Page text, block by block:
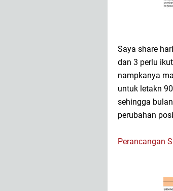
Saya share
dan 3 perlu
nampkanya
untuk letakn
sehingga
perubahan
Perancangan